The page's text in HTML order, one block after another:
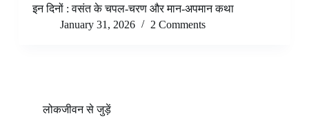
इन दिनों : वसंत के चपल-चरण और मान-अपमान कथा
January 31, 2026
2 Comments
लोकजीवन से जुड़ें